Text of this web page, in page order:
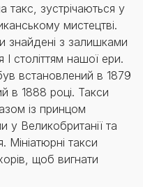
зустрічаються у
мистецтві.
знайдені з залишками
I століттям нашої ери.
встановлений в 1879
в 1888 році. Такси
із принцом
у Великобританії та
Мініатюрні такси
щоб вигнати